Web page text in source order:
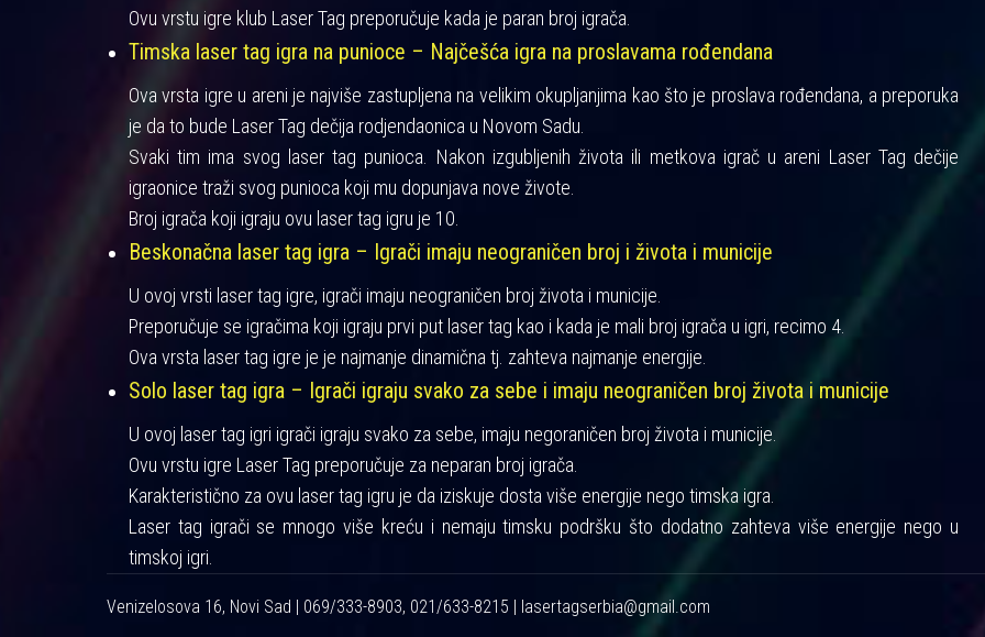
Ovu vrstu igre klub Laser Tag preporučuje kada je paran broj igrača.
Timska laser tag igra na punioce – Najčešća igra na proslavama rođendana
Ova vrsta igre u areni je najviše zastupljena na velikim okupljanjima kao što je proslava rođendana, a preporuka
je da to bude Laser Tag dečija rodjendaonica u Novom Sadu.
Svaki tim ima svog laser tag punioca. Nakon izgubljenih života ili metkova igrač u areni Laser Tag dečije
igraonice traži svog punioca koji mu dopunjava nove živote.
Broj igrača koji igraju ovu laser tag igru je 10.
Beskonačna laser tag igra – Igrači imaju neograničen broj i života i municije
U ovoj vrsti laser tag igre, igrači imaju neograničen broj života i municije.
Preporučuje se igračima koji igraju prvi put laser tag kao i kada je mali broj igrača u igri, recimo 4.
Ova vrsta laser tag igre je je najmanje dinamična tj. zahteva najmanje energije.
Solo laser tag igra – Igrači igraju svako za sebe i imaju neograničen broj života i municije
U ovoj laser tag igri igrači igraju svako za sebe, imaju negoraničen broj života i municije.
Ovu vrstu igre Laser Tag preporučuje za neparan broj igrača.
Karakteristično za ovu laser tag igru je da iziskuje dosta više energije nego timska igra.
Laser tag igrači se mnogo više kreću i nemaju timsku podršku što dodatno zahteva više energije nego u
timskoj igri.
Venizelosova 16, Novi Sad | 069/333-8903, 021/633-8215 | lasertagserbia@gmail.com